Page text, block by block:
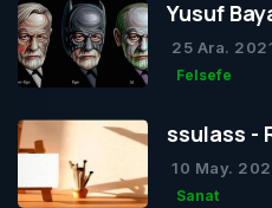
Yusuf
Freud’un
25 Ara.
Felsefe
ssulass -
Dönem
Sonu mu?
10 May.
Sanat